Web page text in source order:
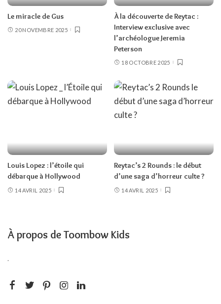
Le miracle de Gus
20 NOVEMBRE 2025
À la découverte de Reytac :
Interview exclusive avec
l’archéologue Jeremia
Peterson
18 OCTOBRE 2025
Louis Lopez : l’étoile qui
débarque à Hollywood
14 AVRIL 2025
Reytac’s 2 Rounds : le début
d’une saga d’horreur culte ?
14 AVRIL 2025
À propos de Toombow Kids
.